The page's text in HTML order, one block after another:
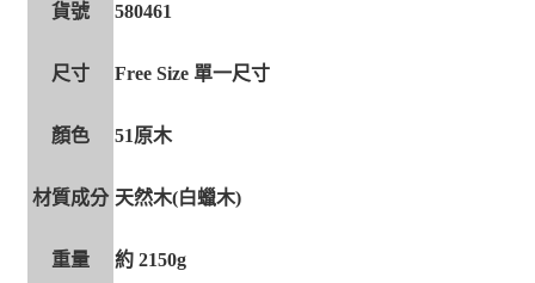
貨號 580461
尺寸 Free Size 單一尺寸
顏色 51原木
材質成分 天然木(白蠟木)
重量 約 2150g